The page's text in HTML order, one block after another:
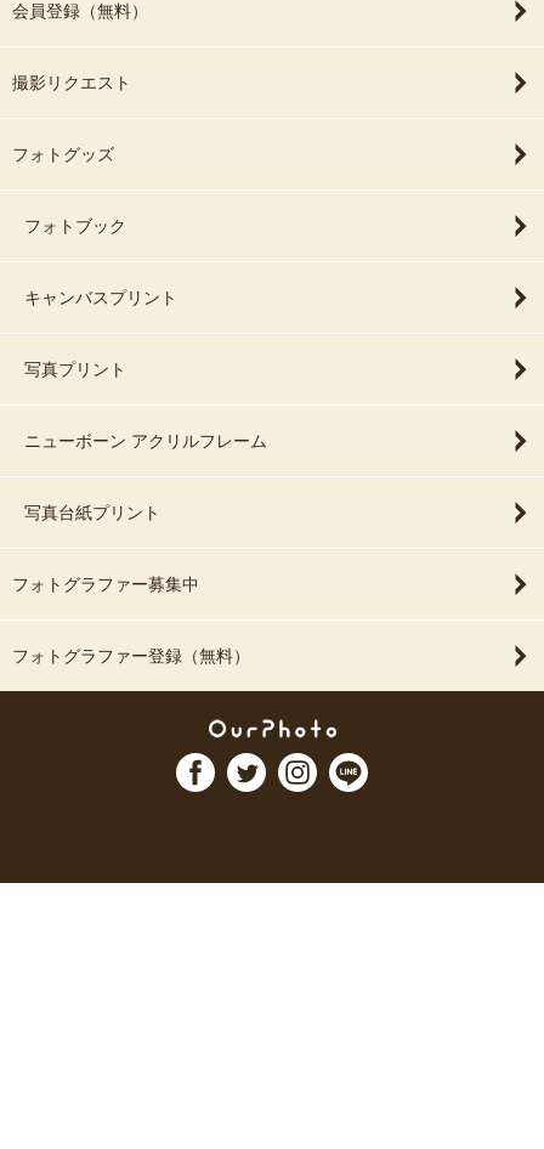
会員登録（無料）
撮影リクエスト
フォトグッズ
フォトブック
キャンバスプリント
写真プリント
ニューボーン アクリルフレーム
写真台紙プリント
フォトグラファー募集中
フォトグラファー登録（無料）